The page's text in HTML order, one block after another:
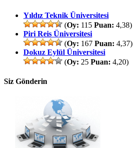
Yıldız Teknik Üniversitesi
(Oy: 115 Puan: 4,38)
Piri Reis Üniversitesi
(Oy: 167 Puan: 4,37)
Dokuz Eylül Üniversitesi
(Oy: 25 Puan: 4,20)
Siz Gönderin